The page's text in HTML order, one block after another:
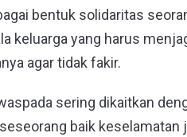
bentuk solidaritas
keluarga yang harus
agar tidak fakir.
sering dikaitkan
baik keselamatan